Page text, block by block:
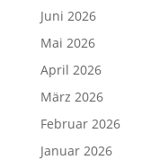
Juni 2026
Mai 2026
April 2026
März 2026
Februar 2026
Januar 2026